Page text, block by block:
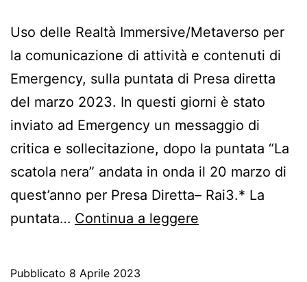
Uso delle Realtà Immersive/Metaverso per
la comunicazione di attività e contenuti di
Emergency, sulla puntata di Presa diretta
del marzo 2023. In questi giorni è stato
inviato ad Emergency un messaggio di
critica e sollecitazione, dopo la puntata “La
scatola nera” andata in onda il 20 marzo di
quest’anno per Presa Diretta– Rai3.* La
puntata… Continua a leggere
Pubblicato 8 Aprile 2023